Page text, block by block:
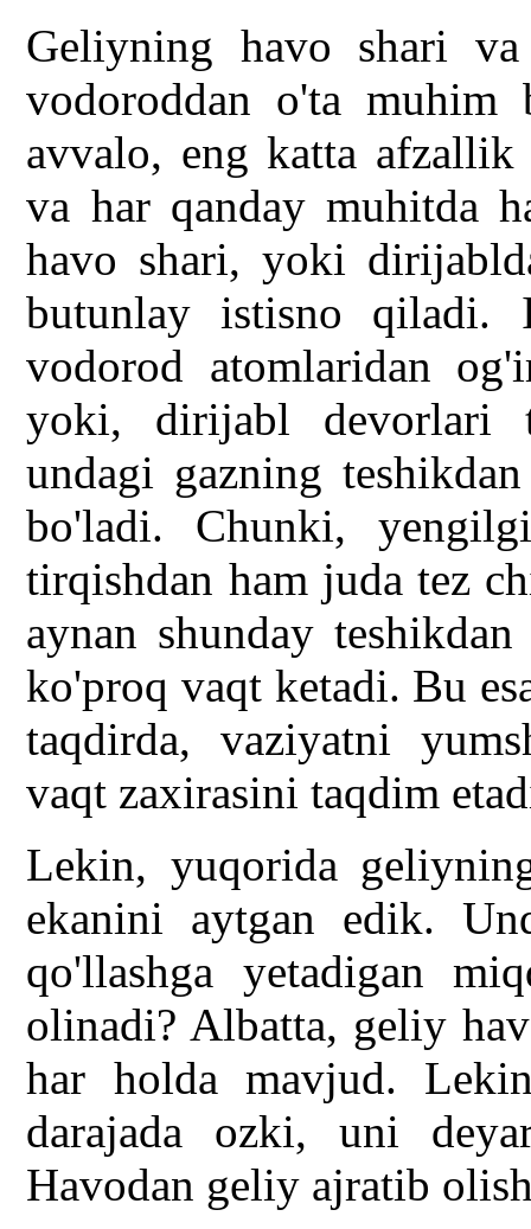
Geliyning havo shari
vodoroddan o'ta
avvalo, eng katta
va har qanday muhitda
havo shari, yoki
butunlay istisno qiladi.
vodorod atomlaridan
yoki, dirijabl devorlari
undagi gazning
bo'ladi. Chunki,
tirqishdan ham juda tez
aynan shunday
ko'proq vaqt ketadi. Bu
taqdirda, vaziyatni
vaqt zaxirasini taqdim
Lekin, yuqorida
ekanini aytgan edik.
qo'llashga yetadigan
olinadi? Albatta, geliy
har holda mavjud.
darajada ozki, uni
Havodan geliy ajratib